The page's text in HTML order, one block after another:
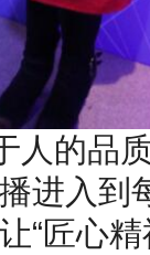
人的品
进入到
“匠心